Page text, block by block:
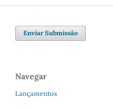
Enviar Submissão
Navegar
Lançamentos